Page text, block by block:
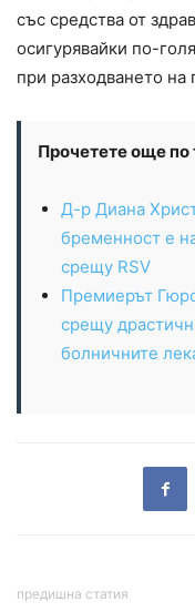
със средства от
осигурявайки по-
при разходването на
Прочетете още по
Д-р Диана
бременност е
срещу RSV
Премиерът
срещу
болничните
предишна статия